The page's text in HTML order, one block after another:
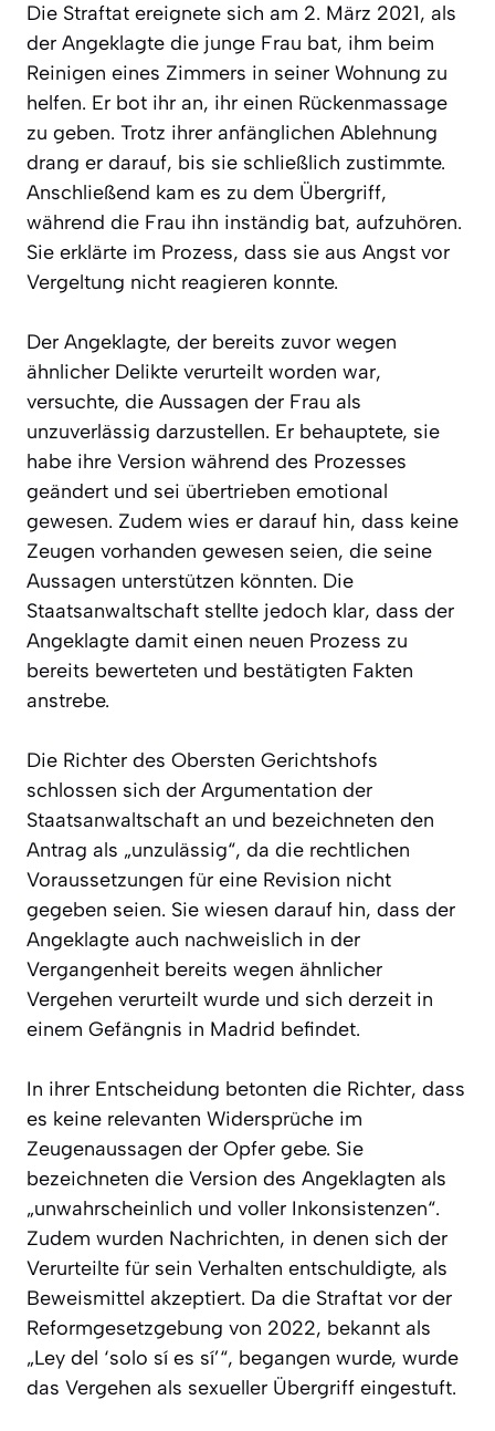
Die Straftat ereignete sich am 2. März 2021, als
der Angeklagte die junge Frau bat, ihm beim
Reinigen eines Zimmers in seiner Wohnung zu
helfen. Er bot ihr an, ihr einen Rückenmassage
zu geben. Trotz ihrer anfänglichen Ablehnung
drang er darauf, bis sie schließlich zustimmte.
Anschließend kam es zu dem Übergriff,
während die Frau ihn inständig bat, aufzuhören.
Sie erklärte im Prozess, dass sie aus Angst vor
Vergeltung nicht reagieren konnte.
Der Angeklagte, der bereits zuvor wegen
ähnlicher Delikte verurteilt worden war,
versuchte, die Aussagen der Frau als
unzuverlässig darzustellen. Er behauptete, sie
habe ihre Version während des Prozesses
geändert und sei übertrieben emotional
gewesen. Zudem wies er darauf hin, dass keine
Zeugen vorhanden gewesen seien, die seine
Aussagen unterstützen könnten. Die
Staatsanwaltschaft stellte jedoch klar, dass der
Angeklagte damit einen neuen Prozess zu
bereits bewerteten und bestätigten Fakten
anstrebe.
Die Richter des Obersten Gerichtshofs
schlossen sich der Argumentation der
Staatsanwaltschaft an und bezeichneten den
Antrag als „unzulässig“, da die rechtlichen
Voraussetzungen für eine Revision nicht
gegeben seien. Sie wiesen darauf hin, dass der
Angeklagte auch nachweislich in der
Vergangenheit bereits wegen ähnlicher
Vergehen verurteilt wurde und sich derzeit in
einem Gefängnis in Madrid befindet.
In ihrer Entscheidung betonten die Richter, dass
es keine relevanten Widersprüche im
Zeugenaussagen der Opfer gebe. Sie
bezeichneten die Version des Angeklagten als
„unwahrscheinlich und voller Inkonsistenzen“.
Zudem wurden Nachrichten, in denen sich der
Verurteilte für sein Verhalten entschuldigte, als
Beweismittel akzeptiert. Da die Straftat vor der
Reformgesetzgebung von 2022, bekannt als
„Ley del ‘solo sí es sí’“, begangen wurde, wurde
das Vergehen als sexueller Übergriff eingestuft.